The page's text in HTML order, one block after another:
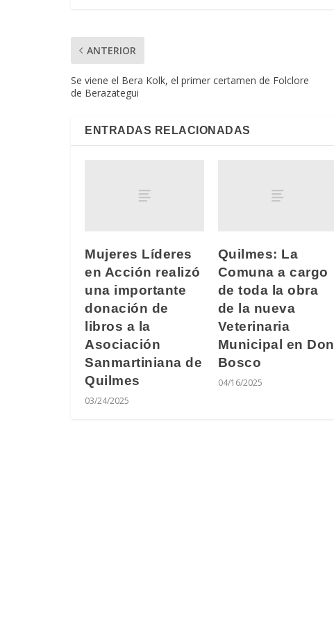
ANTERIOR
Se viene el Bera Kolk, el primer certamen de Folclore
de Berazategui
ENTRADAS RELACIONADAS
Mujeres Líderes
en Acción realizó
una importante
donación de
libros a la
Asociación
Sanmartiniana de
Quilmes
03/24/2025
Quilmes: La
Comuna a cargo
de toda la obra
de la nueva
Veterinaria
Municipal en Don
Bosco
04/16/2025